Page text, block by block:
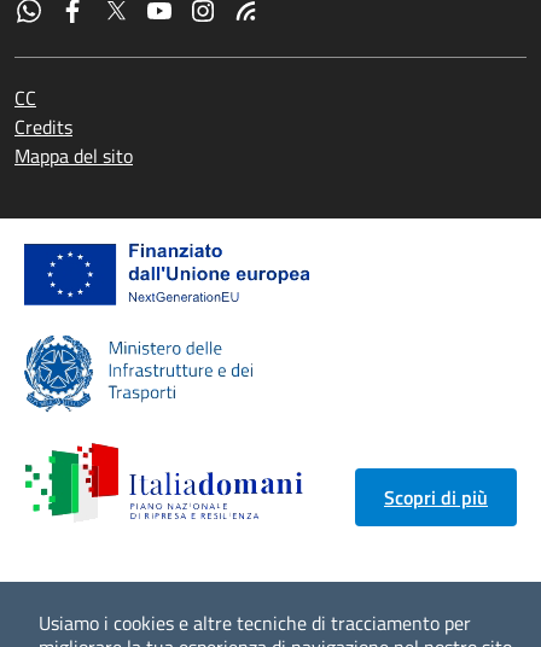
Usiamo i cookies e altre tecniche di tracciamento per
CC
Credits
Mappa del sito
Scopri di più